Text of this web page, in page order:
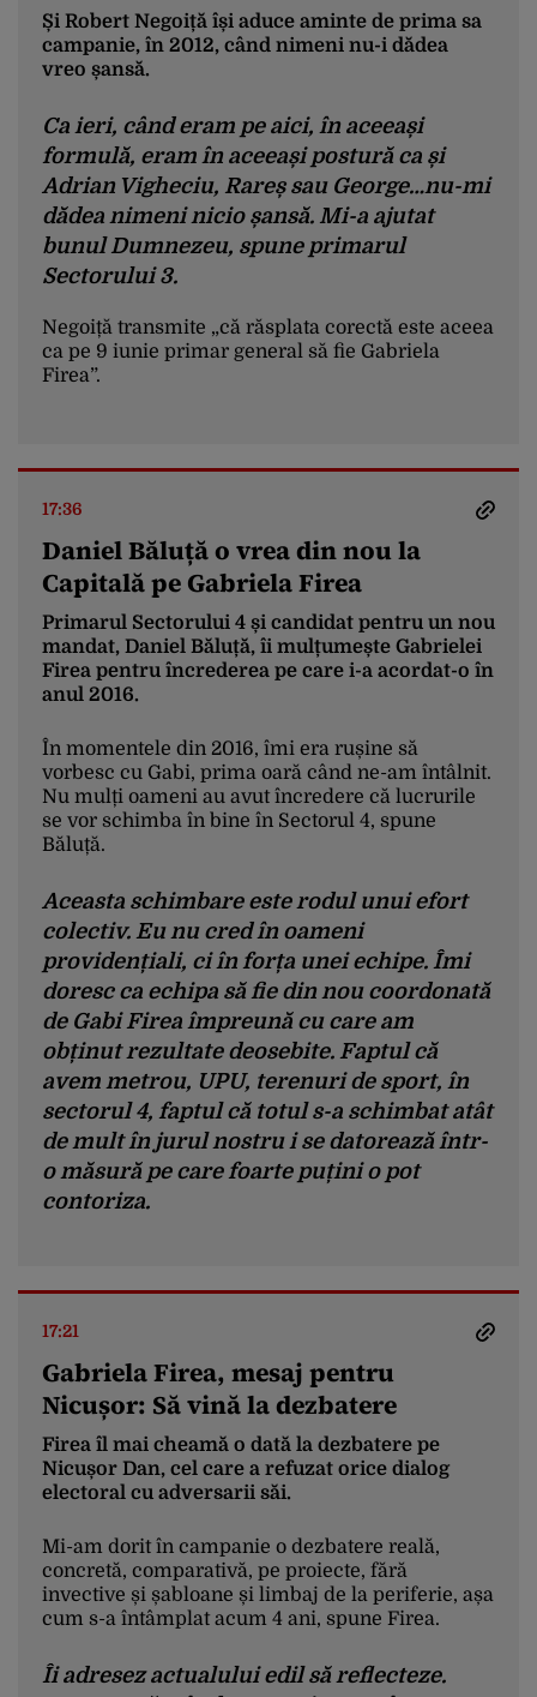
Și Robert Negoiță își aduce aminte de prima sa
campanie, în 2012, când nimeni nu-i dădea
vreo șansă.
Ca ieri, când eram pe aici, în aceeași
formulă, eram în aceeași postură ca și
Adrian Vigheciu, Rareș sau George…nu-mi
dădea nimeni nicio șansă. Mi-a ajutat
bunul Dumnezeu, spune primarul
Sectorului 3.
Negoiță transmite „că răsplata corectă este aceea
ca pe 9 iunie primar general să fie Gabriela
Firea”.
că trebuie să ne prezentăm în fața
împreună.
Cea mai mare realizare a acestor 4 ani este
că nimeni în București nu poate să vină
credibil să spună că nu se pot face 2 pasaje
în patru luni. De ce? Pentru că avem
exemple, se poate! Foarte ieftin, cu 6
milioane amândouă.
17:36
Daniel Băluță o vrea din nou la
Capitală pe Gabriela Firea
Primarul Sectorului 4 și candidat pentru un nou
mandat, Daniel Băluță, îi mulțumește Gabrielei
Firea pentru încrederea pe care i-a acordat-o în
anul 2016.
În momentele din 2016, îmi era rușine să
vorbesc cu Gabi, prima oară când ne-am întâlnit.
Nu mulți oameni au avut încredere că lucrurile
se vor schimba în bine în Sectorul 4, spune
Băluță.
Aceasta schimbare este rodul unui efort
colectiv. Eu nu cred în oameni
providențiali, ci în forța unei echipe. Îmi
doresc ca echipa să fie din nou coordonată
de Gabi Firea împreună cu care am
obținut rezultate deosebite. Faptul că
avem metrou, UPU, terenuri de sport, în
sectorul 4, faptul că totul s-a schimbat atât
de mult în jurul nostru i se datorează într-
o măsură pe care foarte puțini o pot
contoriza.
17:21
Gabriela Firea, mesaj pentru
Nicușor: Să vină la dezbatere
Firea îl mai cheamă o dată la dezbatere pe
Nicușor Dan, cel care a refuzat orice dialog
electoral cu adversarii săi.
Mi-am dorit în campanie o dezbatere reală,
concretă, comparativă, pe proiecte, fără
invective și șabloane și limbaj de la periferie, așa
cum s-a întâmplat acum 4 ani, spune Firea.
Îi adresez actualului edil să reflecteze.